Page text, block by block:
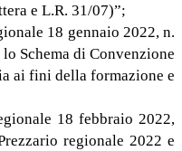
e L.R. 31/07)”;
18 gennaio 2022, n.
Schema di Convenzione
ai fini della formazione e
18 febbraio 2022,
regionale 2022 e